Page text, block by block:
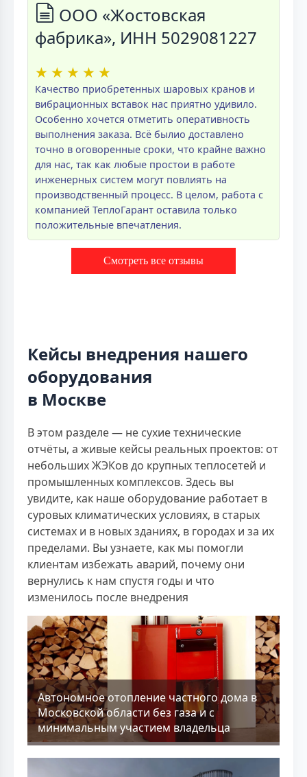
ООО «Жостовская
фабрика», ИНН 5029081227
★ ★ ★ ★ ★
Качество приобретенных шаровых кранов и
вибрационных вставок нас приятно удивило.
Особенно хочется отметить оперативность
выполнения заказа. Всё былио доставлено
точно в оговоренные сроки, что крайне важно
для нас, так как любые простои в работе
инженерных систем могут повлиять на
производственный процесс. В целом, работа с
компанией ТеплоГарант оставила только
положительные впечатления.
Смотреть все отзывы
Кейсы внедрения нашего
оборудования
в Москве
В этом разделе — не сухие технические
отчёты, а живые кейсы реальных проектов: от
небольших ЖЭКов до крупных теплосетей и
промышленных комплексов. Здесь вы
увидите, как наше оборудование работает в
суровых климатических условиях, в старых
системах и в новых зданиях, в городах и за их
пределами. Вы узнаете, как мы помогли
клиентам избежать аварий, почему они
вернулись к нам спустя годы и что
изменилось после внедрения
Aвтономное отопление частного дома в
Московской области без газа и с
минимальным участием владельца